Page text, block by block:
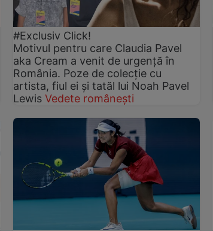
#Exclusiv Click!
Motivul pentru care Claudia Pavel
aka Cream a venit de urgență în
România. Poze de colecție cu
artista, fiul ei și tatăl lui Noah Pavel
LewisVedete românești